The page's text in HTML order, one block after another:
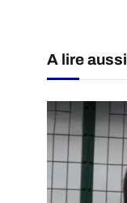
A lire aussi